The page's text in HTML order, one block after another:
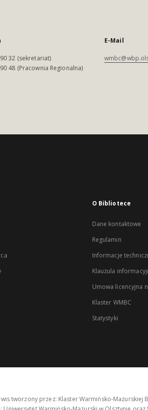
32 (sekretariat)
48 (Pracownia Regionalna)
E-Mail
O Bibliotece
Dane kontaktowe
Regulamin
Informacje
Klauzula
Umowa licencyjna
Klaster WMBC
Statystyki
tworzony przez: Klaster Warmińsko-Mazurskiej